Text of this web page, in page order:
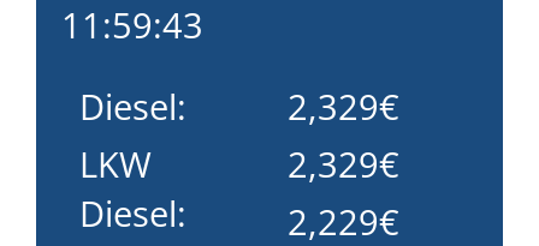
11:59:43
Diesel:
LKW
Diesel:
2,329€
2,329€
2,229€